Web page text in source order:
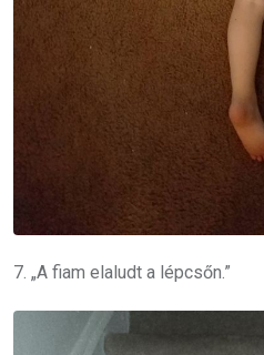
7. „A fiam elaludt a lépcsőn.”